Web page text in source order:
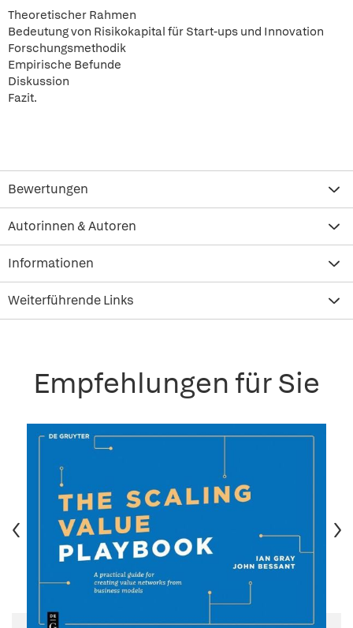
Theoretischer Rahmen
Bedeutung von Risikokapital für Start-ups und Innovation
Forschungsmethodik
Empirische Befunde
Diskussion
Fazit.
Bewertungen
Autorinnen & Autoren
Informationen
Weiterführende Links
Empfehlungen für Sie